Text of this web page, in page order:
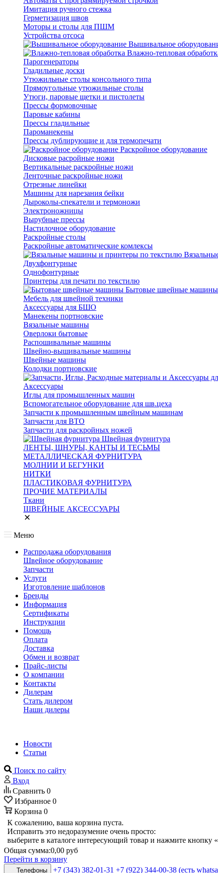
Имитация ручного стежка
Герметизация швов
Моторы и столы для ПШМ
Устройства отсоса
Вышивальное
Влажно-тепловая
Парогенераторы
Гладильные доски
Утюжильные столы консольного типа
Прямоугольные утюжильные столы
Утюги, паровые щетки и пистолеты
Прессы формовочные
Паровые кабины
Прессы гладильные
Пароманекены
Прессы дублирующие и для термопечати
Раскройное оборудование
Дисковые расройные ножи
Вертикальные раскройные ножи
Ленточные раскройные ножи
Отрезные линейки
Машины для нарезания бейки
Дыроколы-спекатели и термоножи
Электроножницы
Вырубные прессы
Настилочное оборудование
Раскройные столы
Раскройные автоматические комлексы
Двухфонтурные
Однофонтурные
Принтеры для печати по текстилю
Бытовые швейные машины
Мебель для швейной техники
Аксессуары для БШО
Манекены портновские
Вязальные машины
Оверлоки бытовые
Распошивальные машины
Швейно-вышивальные машины
Швейные машины
Колодки портновские
Аксессуары
Иглы для промышленных машин
Вспомогательное оборудование для шв.цеха
Запчасти к промышленным швейным машинам
Запчасти для ВТО
Запчасти для раскройных ножей
Швейная фурнитура
ЛЕНТЫ, ШНУРЫ, КАНТЫ И ТЕСЬМЫ
МЕТАЛЛИЧЕСКАЯ ФУРНИТУРА
МОЛНИИ И БЕГУНКИ
НИТКИ
ПЛАСТИКОВАЯ ФУРНИТУРА
ПРОЧИЕ МАТЕРИАЛЫ
Ткани
ШВЕЙНЫЕ АКСЕССУАРЫ
Меню
Распродажа оборудования
Швейное оборудование
Запчасти
Услуги
Изготовление шаблонов
Бренды
Информация
Сертификаты
Инструкции
Помощь
Оплата
Доставка
Обмен и возврат
Прайс-листы
О компании
Контакты
Дилерам
Стать дилером
Наши дилеры
Новости
Статьи
Поиск по сайту
Вход
Сравнить 0
Избранное 0
Корзина 0
К сожалению, ваша корзина пуста.
Исправить это недоразумение очень просто:
выберите в каталоге интересующий товар и нажмите кнопку
Общая сумма:0,00 руб
Перейти в корзину
Телефоны +7 (343) 382-01-31 +7 (922) 344-00-38 (есть